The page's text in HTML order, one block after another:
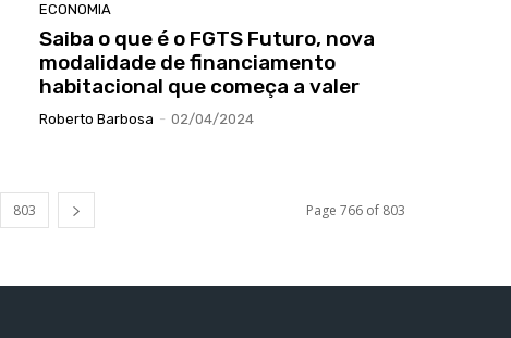
ECONOMIA
Saiba o que é o FGTS Futuro, nova
modalidade de financiamento
habitacional que começa a valer
Roberto Barbosa - 02/04/2024
803 Page 766 of 803